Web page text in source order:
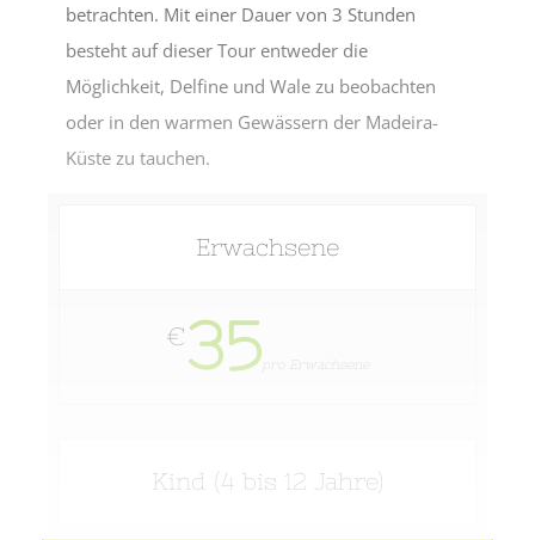
betrachten. Mit einer Dauer von 3 Stunden
besteht auf dieser Tour entweder die
Möglichkeit, Delfine und Wale zu beobachten
oder in den warmen Gewässern der Madeira-
Küste zu tauchen.
Erwachsene
€35 pro Erwachsene
Kind (4 bis 12 Jahre)